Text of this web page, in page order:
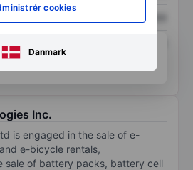
cookies
Danmark
XXXXXXX
adgang til flere diagrammer
Inc.
is engaged in the sale of e-
e-bicycle rentals,
sale of battery packs, battery cell